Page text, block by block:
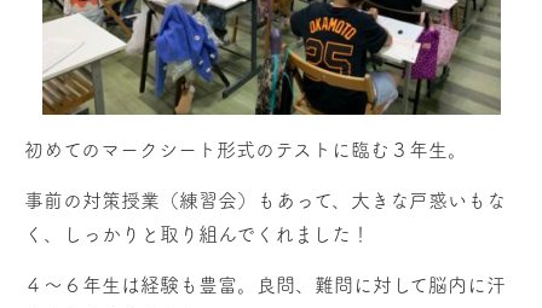
初めてのマークシート形式のテストに臨む３年生。
事前の対策授業（練習会）もあって、大きな戸惑いもな
く、しっかりと取り組んでくれました！
４〜６年生は経験も豊富。良問、難問に対して脳内に汗